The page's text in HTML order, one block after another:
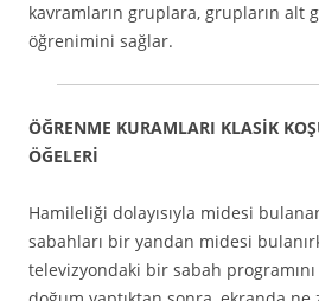
kavramların gruplara, grupların alt
öğrenimini sağlar.
ÖĞRENME KURAMLARI KLASİK
ÖĞELERİ
Hamileliği dolayısıyla midesi
sabahları bir yandan midesi
televizyondaki bir sabah